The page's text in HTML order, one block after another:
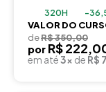
320H -
VALOR DO
deR$ 350,00
por R$
em até3x de R$